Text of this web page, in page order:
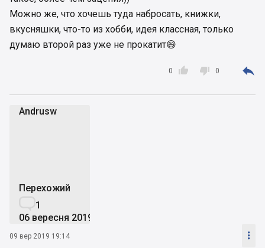
Можно же, что хочешь туда набросать, книжки,
вкусняшки, что-то из хобби, идея классная, только
думаю второй раз уже не прокатит😄

0  0 
Andrusw
Перехожий
1
06 вересня 2019
09 вер 2019 19:14 